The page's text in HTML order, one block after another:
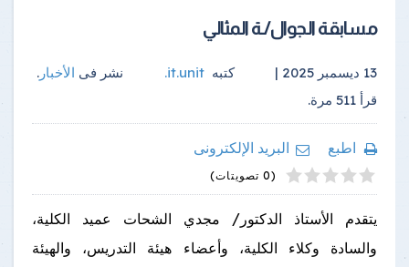
مسابقة الجوال/ـة المثالي
13 ديسمبر 2025 | كتبهit.unit
. نشر فى الأخبار .
قرأ 511 مرة.
اطبع
البريد الإلكترونى
1
2
3
4
5 (0 تصويتات)
يتقدم الأستاذ الدكتور/ مجدي الشحات عميد الكلية،
والسادة وكلاء الكلية، وأعضاء هيئة التدريس، والهيئة